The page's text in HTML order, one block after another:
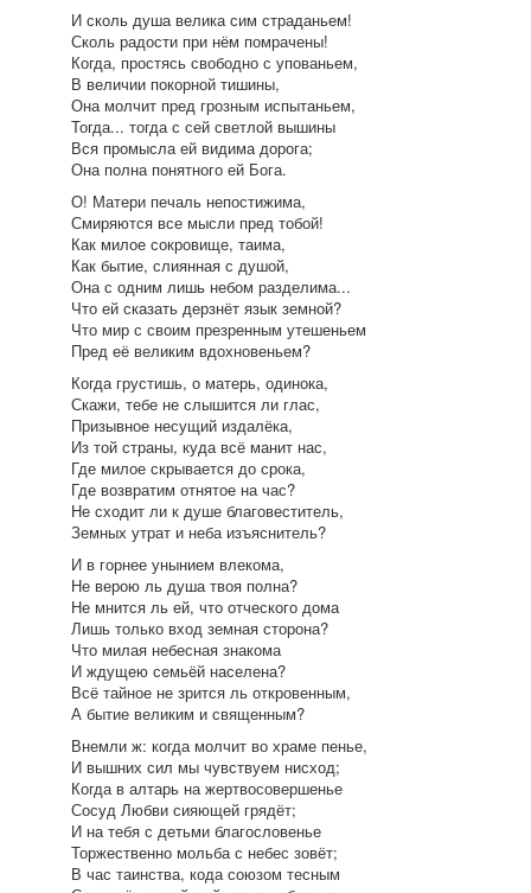
И сколь душа велика сим страданьем!
Сколь радости при нём помрачены!
Когда, простясь свободно с упованьем,
В величии покорной тишины,
Она молчит пред грозным испытаньем,
Тогда... тогда с сей светлой вышины
Вся промысла ей видима дорога;
Она полна понятного ей Бога.
О! Матери печаль непостижима,
Смиряются все мысли пред тобой!
Как милое сокровище, таима,
Как бытие, слиянная с душой,
Она с одним лишь небом разделима...
Что ей сказать дерзнёт язык земной?
Что мир с своим презренным утешеньем
Пред её великим вдохновеньем?
Когда грустишь, о матерь, одинока,
Скажи, тебе не слышится ли глас,
Призывное несущий издалёка,
Из той страны, куда всё манит нас,
Где милое скрывается до срока,
Где возвратим отнятое на час?
Не сходит ли к душе благовеститель,
Земных утрат и неба изъяснитель?
И в горнее унынием влекома,
Не верою ль душа твоя полна?
Не мнится ль ей, что отческого дома
Лишь только вход земная сторона?
Что милая небесная знакома
И ждущею семьёй населена?
Всё тайное не зрится ль откровенным,
А бытие великим и священным?
Внемли ж: когда молчит во храме пенье,
И вышних сил мы чувствуем нисход;
Когда в алтарь на жертвосовершенье
Сосуд Любви сияющей грядёт;
И на тебя с детьми благословенье
Торжественно мольба с небес зовёт;
В час таинства, кода союзом тесным